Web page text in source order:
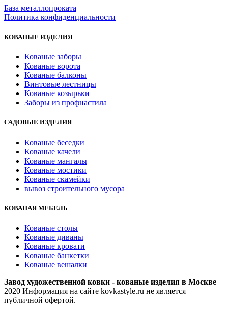
База металлопроката
Политика конфиденциальности
КОВАНЫЕ ИЗДЕЛИЯ
Кованые заборы
Кованые ворота
Кованые балконы
Винтовые лестницы
Кованые козырьки
Заборы из профнастила
САДОВЫЕ ИЗДЕЛИЯ
Кованые беседки
Кованые качели
Кованые мангалы
Кованые мостики
Кованые скамейки
вывоз строительного мусора
КОВАНАЯ МЕБЕЛЬ
Кованые столы
Кованые диваны
Кованые кровати
Кованые банкетки
Кованые вешалки
Завод художественной ковки - кованые изделия в Москве
2020 Информация на сайте kovkastyle.ru не является
публичной офертой.